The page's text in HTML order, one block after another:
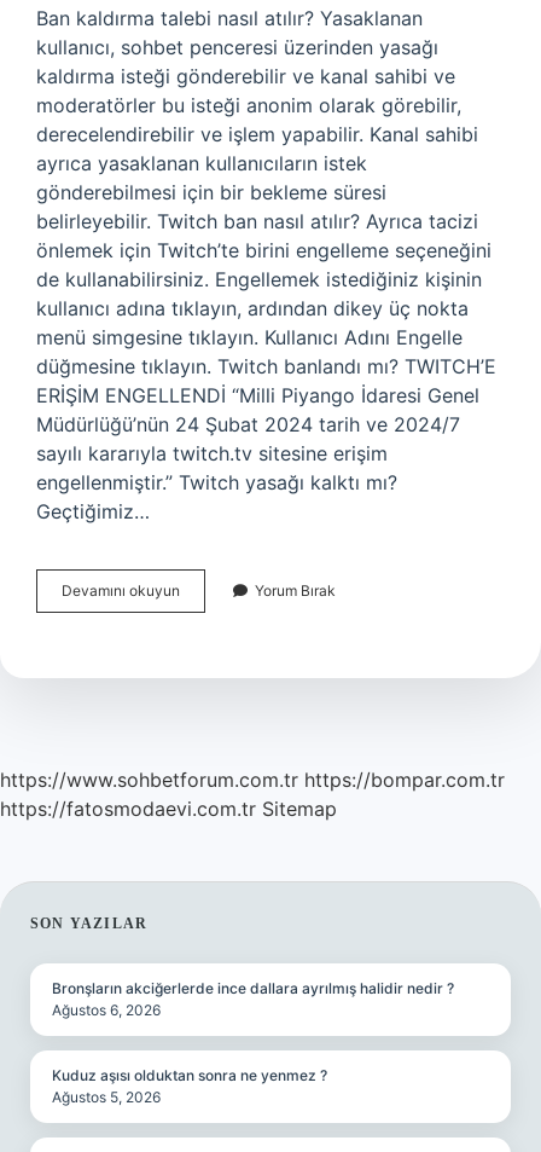
Ban kaldırma talebi nasıl atılır? Yasaklanan
kullanıcı, sohbet penceresi üzerinden yasağı
kaldırma isteği gönderebilir ve kanal sahibi ve
moderatörler bu isteği anonim olarak görebilir,
derecelendirebilir ve işlem yapabilir. Kanal sahibi
ayrıca yasaklanan kullanıcıların istek
gönderebilmesi için bir bekleme süresi
belirleyebilir. Twitch ban nasıl atılır? Ayrıca tacizi
önlemek için Twitch’te birini engelleme seçeneğini
de kullanabilirsiniz. Engellemek istediğiniz kişinin
kullanıcı adına tıklayın, ardından dikey üç nokta
menü simgesine tıklayın. Kullanıcı Adını Engelle
düğmesine tıklayın. Twitch banlandı mı? TWITCH’E
ERİŞİM ENGELLENDİ “Milli Piyango İdaresi Genel
Müdürlüğü’nün 24 Şubat 2024 tarih ve 2024/7
sayılı kararıyla twitch.tv sitesine erişim
engellenmiştir.” Twitch yasağı kalktı mı?
Geçtiğimiz…
Devamını okuyun
Kaldırma
Yorum Bırak
https://www.sohbetforum.com.tr https://bompar.com.tr
https://fatosmodaevi.com.tr Sitemap
SIDEBAR
SON YAZILAR
Bronşların akciğerlerde ince dallara ayrılmış halidir nedir ?
Ağustos 6, 2026
Kuduz aşısı olduktan sonra ne yenmez ?
Ağustos 5, 2026